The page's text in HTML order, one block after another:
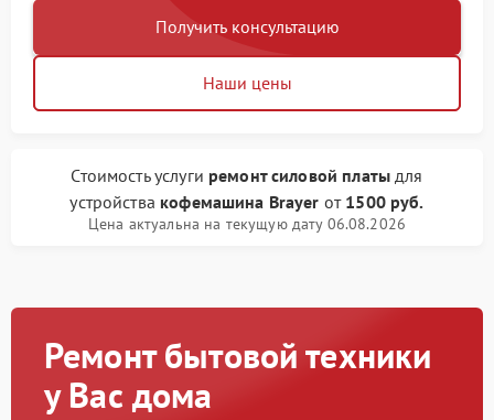
Получить консультацию
Наши цены
Стоимость услуги ремонт силовой платыдля
устройства кофемашина Brayer от 1500 руб.
Цена актуальна на текущую дату 06.08.2026
Ремонт бытовой техники
у Вас дома